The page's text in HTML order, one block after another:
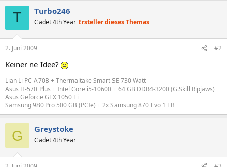
T Turbo246
Cadet 4th Year Ersteller dieses Themas
2. Juni 2009 #2
Keiner ne Idee?
Lian Li PC-A70B + Thermaltake Smart SE 730 Watt
Asus H-570 Plus + Intel Core i5-10600 + 64 GB DDR4-3200 (G.Skill Ripjaws)
Asus Geforce GTX 1050 Ti
Samsung 980 Pro 500 GB (PCIe) + 2x Samsung 870 Evo 1 TB
G Greystoke
Cadet 4th Year